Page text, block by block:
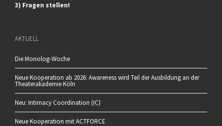
3) Fragen stellen!
AKTUELL
Die Monolog-Woche
Neue Kooperation ab 2026: Awareness wird Teil der Ausbildung an der
Theaterakademie Köln
Neu: Intimacy Coordination (IC)
Neue Kooperation mit ACTFORCE